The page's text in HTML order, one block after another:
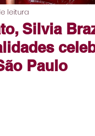
Silvia
Paulo
leitura